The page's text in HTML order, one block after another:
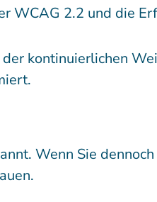
WCAG 2.2 und die
kontinuierlichen
Wenn Sie